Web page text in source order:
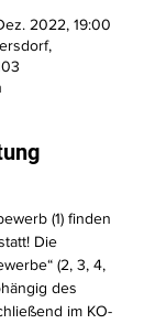
2022, 19:00
(1) finden
Die
(2, 3, 4,
des
im KO-